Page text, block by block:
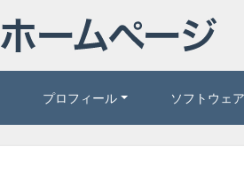
プロフィール ソフトウェア